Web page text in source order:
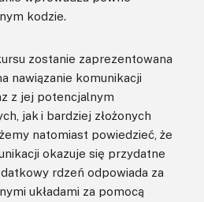
kodzie.
zostanie zaprezentowana
nawiązanie komunikacji
z jej potencjalnym
jak i bardziej złożonych
natomiast powiedzieć, że
okazuje się przydatne
rdzeń odpowiada za
układami za pomocą